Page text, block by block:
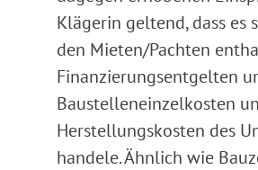
Klägerin geltend, dass es
den Mieten/Pachten
Finanzierungsentgelten
Baustelleneinzelkosten
Herstellungskosten des
handele. Ähnlich wie